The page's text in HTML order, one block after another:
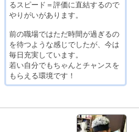
るスピード＝評価に直結するので
やりがいがあります。
前の職場ではただ時間が過ぎるの
を待つような感じでしたが、今は
毎日充実しています。
若い自分でもちゃんとチャンスを
もらえる環境です！